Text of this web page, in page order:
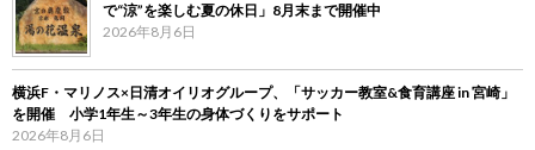
で“涼”を楽しむ夏の休日」8月末まで開催中
2026年8月6日
横浜F・マリノス×日清オイリオグループ、「サッカー教室&食育講座 in 宮崎」
を開催 小学1年生～3年生の身体づくりをサポート
2026年8月6日